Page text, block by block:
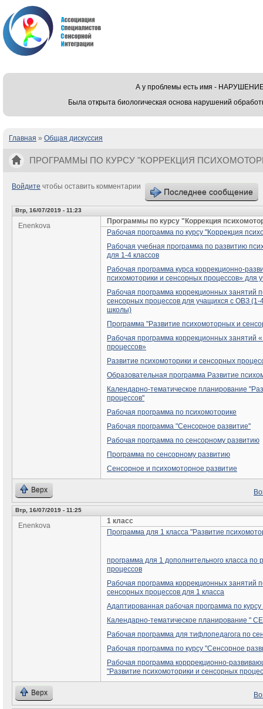
А у проблемы есть имя -
Была открыта биологическая основа нарушений
Вы здесь
Главная » Общая дискуссия
ПРОГРАММЫ ПО КУРСУ "КОРРЕКЦИЯ
Войдите чтобы оставить комментарии
Последнее сообщение
Втр, 16/07/2019 - 11:23
Enenkova
Программы по курсу "Коррекция
Рабочая программа по курсу "Коррекция
Рабочая учебная программа по развитию
для 1-4 классов
Рабочая программа курса коррекционно-
психомоторики и сенсорных процессов» для
Рабочая программа коррекционных занятий
сенсорных процессов для учащихся с ОВЗ
школы)
Программа "Развитие психомоторных и
Рабочая программа коррекционных занятий
процессов»
Развитие психомоторики и сенсорных
Образовательная программа Развитие
Календарно-тематическое планирование
процессов"
Рабочая программа по психомоторике
Рабочая программа "Сенсорное развитие"
Рабочая программа по сенсорному развитию
Программа по сенсорному развитию
Сенсорное и психомоторное развитие
Верх
Втр, 16/07/2019 - 11:25
Enenkova
1 класс
Программа для 1 класса "Развитие
программа для 1 дополнительного класса по
процессов
Рабочая программа коррекционных занятий
сенсорных процессов для 1 класса
Адаптированная рабочая программа по
Календарно-тематическое планирование
Рабочая программа для тифлопедагога по
Рабочая программа по курсу "Сенсорное
Рабочая программа корррекционно-
"Развитие психомоторики и сенсорных
Верх